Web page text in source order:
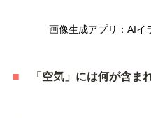
画像生成アプリ：AIイ
■ 「空気」には何が含ま